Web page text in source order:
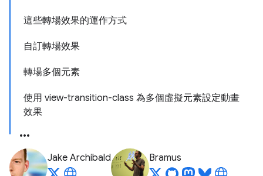
這些轉場效果的運作方式
自訂轉場效果
轉場多個元素
使用 view-transition-class 為多個虛擬元素設定動畫
效果
Jake Archibald Bramus